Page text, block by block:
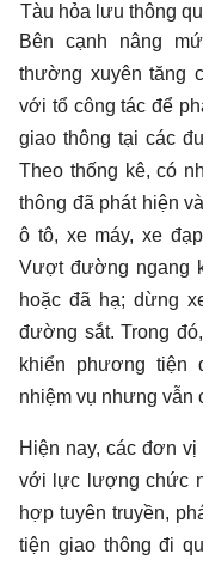
Tàu hỏa lưu thông
Bên cạnh nâng
thường xuyên tăng
với tổ công tác để
giao thông tại các
Theo thống kê, có
thông đã phát hiện
ô tô, xe máy, xe
Vượt đường ngang
hoặc đã hạ; dừng
đường sắt. Trong
khiển phương tiện
nhiệm vụ nhưng vẫn
Hiện nay, các đơn
với lực lượng chức
hợp tuyên truyền,
tiện giao thông đi